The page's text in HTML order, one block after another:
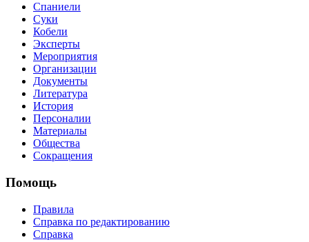
Спаниели
Суки
Кобели
Эксперты
Мероприятия
Организации
Документы
Литература
История
Персоналии
Материалы
Общества
Сокращения
Помощь
Правила
Справка по редактированию
Справка